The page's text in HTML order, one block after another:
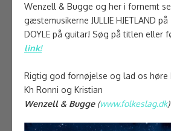
Wenzell & Bugge og her i fornemt
gæstemusikerne JULLIE HJETLAND
DOYLE på guitar! Søg på titlen eller
link!
Rigtig god fornøjelse og lad os høre
Kh Ronni og Kristian
Wenzell & Bugge (www.folkeslag.dk)